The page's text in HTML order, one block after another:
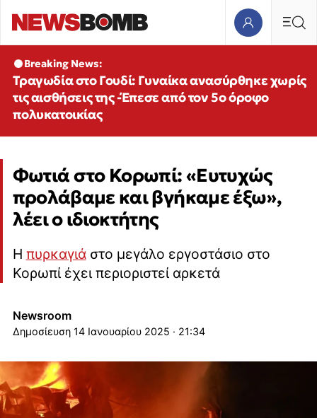
Breaking News:
Τραγωδία στο Γουδί: Γυναίκα ανασύρθηκε χωρίς
τις αισθήσεις της -Έπεσε από τον 5ο όροφο
πολυκατοικίας
Φωτιά στο Κορωπί: «Ευτυχώς
προλάβαμε και βγήκαμε έξω»,
λέει ο ιδιοκτήτης
Η πυρκαγιάστο μεγάλο εργοστάσιο στο
Κορωπί έχει περιοριστεί αρκετά
Newsroom
14 Ιανουαρίου 2025 · 21:34